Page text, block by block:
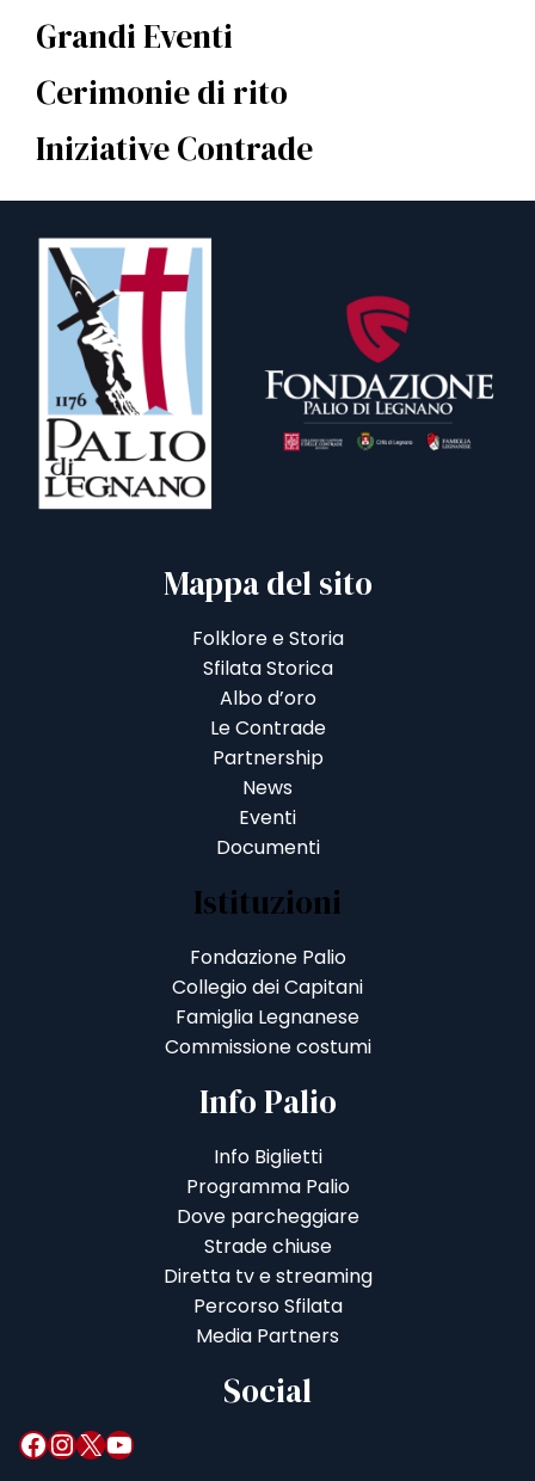
Grandi Eventi
Cerimonie di rito
Iniziative Contrade
Mappa del sito
Folklore e Storia
Sfilata Storica
Albo d’oro
Le Contrade
Partnership
News
Eventi
Documenti
Istituzioni
Fondazione Palio
Collegio dei Capitani
Famiglia Legnanese
Commissione costumi
Info Palio
Info Biglietti
Programma Palio
Dove parcheggiare
Strade chiuse
Diretta tv e streaming
Percorso Sfilata
Media Partners
Social
Facebook InstagramX YouTube